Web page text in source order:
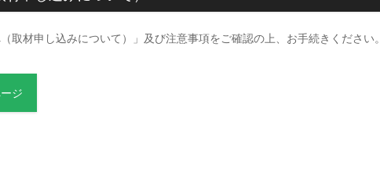
取材申し込みについて）」及び注意事項をご確認の上、お手続きください。
ジ